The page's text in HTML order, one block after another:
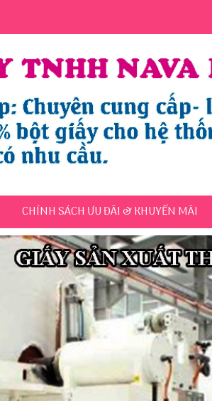
CHÍNH SÁCH ƯU ĐÃI & KHUYẾN MÃI